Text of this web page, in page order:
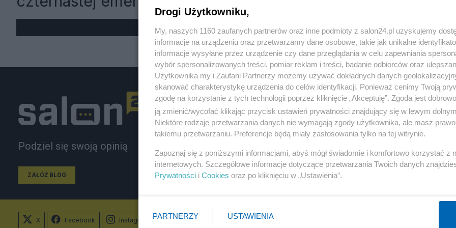
« WRÓĆ DO NOTKI
Podziel się swoją opinią
ZAŁÓŻ BLOG
Polityka
PiS
Rząd
NATO
KO
Gospodarka
Biznes
Pieniądze
Inwestycje
Podatki
X Facebook Instagram
Drogi Użytkowniku,
My, naszych 1160 zaufanych partnerów oraz inne podmioty z salon24.pl uzyskujemy
informacje na urządzeniu oraz przetwarzamy dane osobowe, takie jak unikalne
informacje wysyłane przez urządzenie czy dane przeglądania w celu zapewniania
wybór spersonalizowanych treści, pomiar reklam i treści, badanie odbiorców oraz
Użytkownika my i Zaufani Partnerzy możemy używać dokładnych danych
skanować charakterystykę urządzenia do celów identyfikacji. Ponieważ cenimy Twoją
zgodę na korzystanie z tych technologii poprzez kliknięcie „Akceptuję”. Zgoda jest
ją zmienić/wycofać klikając przycisk ustawień prywatności znajdujący się w lewym
Niektóre rodzaje przetwarzania danych nie wymagają zgody użytkownika, ale masz
takiemu przetwarzaniu. Preferencje będą miały zastosowania tylko na tej witrynie.
Zapoznaj się z poniższymi informacjami, abyś mógł świadomie i komfortowo korzystać z
internetowych. Szczegółowe informacje dotyczące przetwarzania Twoich danych
Prywatności i Cookies oraz po kliknięciu w „Ustawienia”.
PARTNERZY USTAWIENIA